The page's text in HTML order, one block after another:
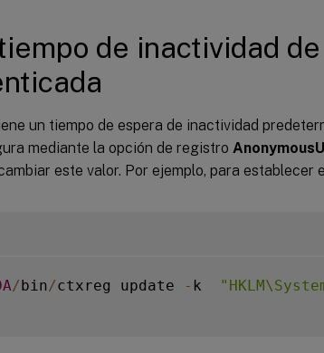
de inactividad
un tiempo de espera de inactividad
mediante la opción de registro
este valor. Por ejemplo, para establecer
/bin/ctxreg update - k